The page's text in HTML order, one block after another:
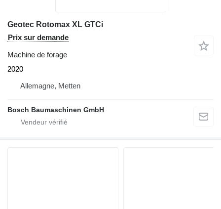
Geotec Rotomax XL GTCi
Prix sur demande
Machine de forage
2020
Allemagne, Metten
Bosch Baumaschinen GmbH